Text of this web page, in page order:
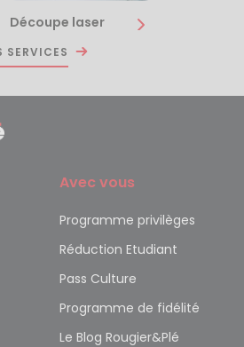
Découpe laser
SERVICES
Avec vous
Programme privilèges
Réduction Etudiant
Pass Culture
Programme de fidélité
Le Blog Rougier&Plé